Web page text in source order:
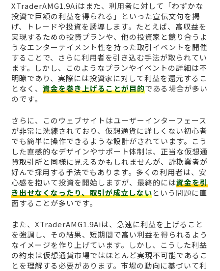
XTraderAMG1.9Aiはまた、利用者に対して「わずかな
投資で巨額の利益を得られる」といった宣伝文句を掲
げ、トレードや投資を誘導します。たとえば、高収益を
実現するための投資プランや、他の投資家と競り合うよ
うなエンターテイメント性を持った取引イベントを開催
することで、さらに利用者を引き込む手法が取られてい
ます。しかし、このようなプランやイベントの詳細は不
明瞭であり、実際には投資家に対して利益を還元するこ
となく、 資金を巻き上げることが目的である場合が多い
のです。
さらに、このウェブサイトはユーザーインターフェース
が非常に洗練されており、仮想通貨に詳しくない初心者
でも簡単に操作できるような設計がされています。こう
した直感的なデザインやサポート体制は、正当な仮想通
貨取引所と同様に見えるかもしれませんが、詐欺業者が
好んで採用する手法でもあります。多くの利用者は、安
心感を抱いて投資を開始しますが、最終的には資金を引
き出せなくなったり、取引が成立しないという問題に直
面することが多いです。
また、XTraderAMG1.9Aiは、急速に利益を上げること
を強調し、その結果、短期間で高い利益を得られるよう
なイメージを作り上げています。しかし、こうした利益
の約束は仮想通貨市場ではほとんど実現不可能であるこ
とを理解する必要があります。市場の動向に基づいて利